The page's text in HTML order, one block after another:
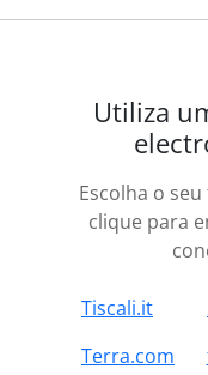
Utiliza
Escolha o
clique para
Tiscali.it
Terra.com